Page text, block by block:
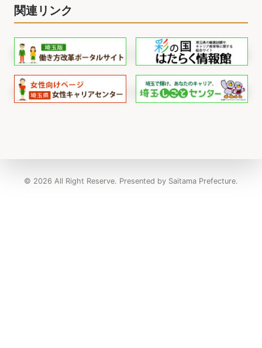
関連リンク
© 2026 All Right Reserve. Presented by Saitama Prefecture.